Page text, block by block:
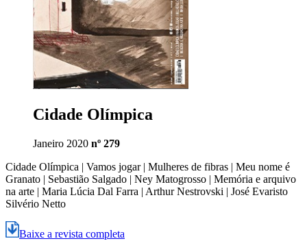
Cidade Olímpica
Janeiro 2020 nº 279
Cidade Olímpica | Vamos jogar | Mulheres de fibras | Meu nome é
Granato | Sebastião Salgado | Ney Matogrosso | Memória e arquivo
na arte | Maria Lúcia Dal Farra | Arthur Nestrovski | José Evaristo
Silvério Netto
Baixe a revista completa